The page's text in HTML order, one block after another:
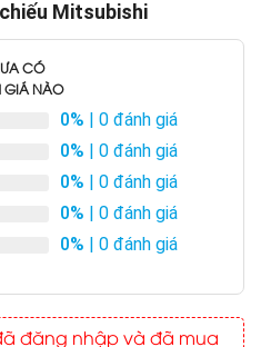
Mitsubishi
CÓ
GIÁ NÀO
0% | 0 đánh giá
0% | 0 đánh giá
0% | 0 đánh giá
0% | 0 đánh giá
0% | 0 đánh giá
đăng nhập và đã mua